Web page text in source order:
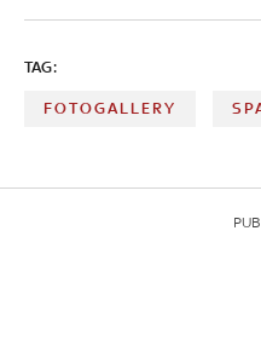
TAG:
FOTOGALLERY